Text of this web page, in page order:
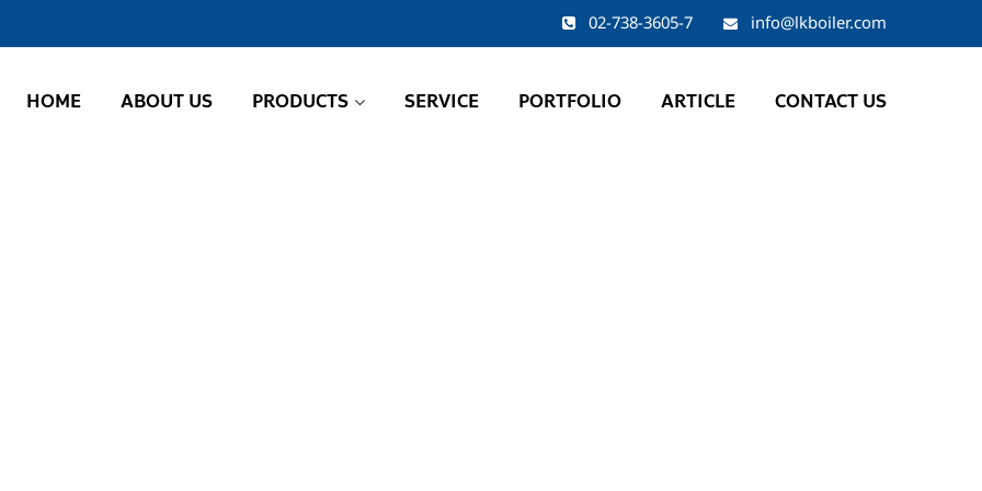
02-738-3605-7 info@lkboiler.com
HOME ABOUT US PRODUCTS SERVICE PORTFOLIO ARTICLE CONTACT US